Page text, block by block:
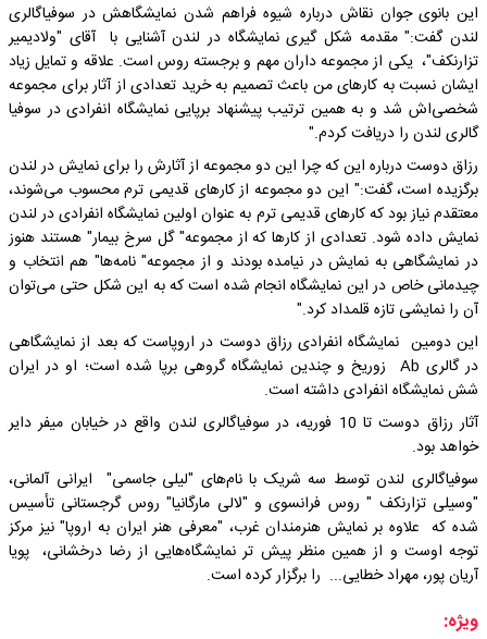
این بانوی جوان نقاش درباره شیوه فراهم شدن نمایشگاهش در سوفیاگالری
لندن گفت:" مقدمه شکل گیری نمایشگاه در لندن آشنایی با آقای "ولادیمیر
تزارنکف"، یکی از مجموعه داران مهم و برجسته روس است. علاقه و تمایل زیاد
ایشان نسبت به کارهای من باعث تصمیم به خرید تعدادی از آثار برای مجموعه
شخصی‌اش شد و به همین ترتیب پیشنهاد برپایی نمایشگاه انفرادی در سوفیا
گالری لندن را دریافت کردم."
رزاق دوست درباره این که چرا این دو مجموعه از آثارش را برای نمایش در لندن
برگزیده است، گفت:" این دو مجموعه از کارهای قدیمی ترم محسوب می‌شوند،
معتقدم نیاز بود که کارهای قدیمی ترم به عنوان اولین نمایشگاه انفرادی در لندن
نمایش داده شود. تعدادی از کارها که از مجموعه" گل سرخ بیمار" هستند هنوز
در نمایشگاهی به نمایش در نیامده بودند و از مجموعه" نامه‌ها" هم انتخاب و
چیدمانی خاص در این نمایشگاه انجام شده است که به این شکل حتی می‌توان
آن را نمایشی تازه قلمداد کرد."
این دومین نمایشگاه انفرادی رزاق دوست در اروپاست که بعد از نمایشگاهی
در گالری Ab زوریخ و چندین نمایشگاه گروهی برپا شده است‌؛ او در ایران
شش نمایشگاه انفرادی داشته است.
آثار رزاق دوست تا 10 فوریه، در سوفیاگالری لندن واقع در خیابان میفر دایر
خواهد بود.
سوفیاگالری لندن توسط سه شریک با نام‌های "لیلی جاسمی" ایرانی آلمانی،
"وسیلی تزارنکف " روس فرانسوی و "لالی مارگانیا" روس گرجستانی تأسیس
شده که علاوه بر نمایش هنرمندان غرب، "معرفی هنر ایران به اروپا" نیز مرکز
توجه اوست و از همین منظر پیش تر نمایشگاه‌هایی از رضا درخشانی، پویا
آریان پور، مهراد خطایی... را برگزار کرده است.
ویژه: